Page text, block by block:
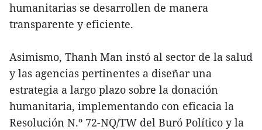
humanitarias se desarrollen de manera
transparente y eficiente.
Asimismo, Thanh Man instó al sector de la salud
y las agencias pertinentes a diseñar una
estrategia a largo plazo sobre la donación
humanitaria, implementando con eficacia la
Resolución N.º 72-NQ/TW del Buró Político y la